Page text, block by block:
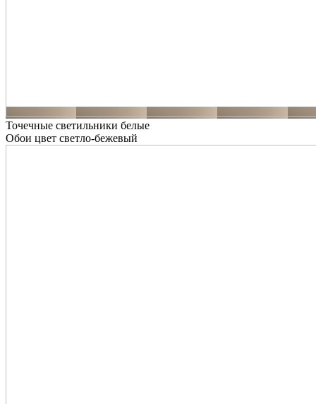
Точечные светильники белые
Обои цвет светло-бежевый